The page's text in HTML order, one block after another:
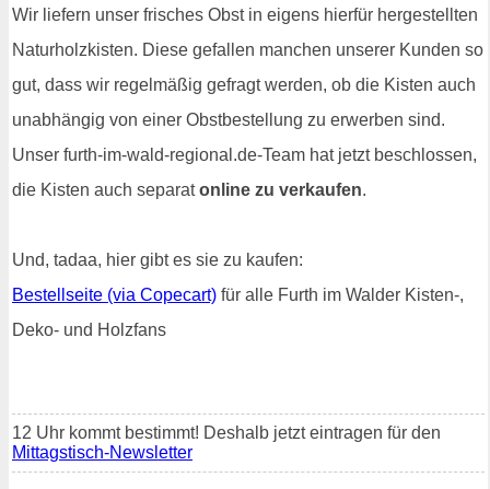
Wir liefern unser frisches Obst in eigens hierfür hergestellten
Naturholzkisten. Diese gefallen manchen unserer Kunden so
gut, dass wir regelmäßig gefragt werden, ob die Kisten auch
unabhängig von einer Obstbestellung zu erwerben sind.
Unser furth-im-wald-regional.de-Team hat jetzt beschlossen,
die Kisten auch separatonline zu verkaufen.
Und, tadaa, hier gibt es sie zu kaufen:
Bestellseite (via Copecart) für alle Furth im Walder Kisten-,
Deko- und Holzfans
12 Uhr kommt bestimmt! Deshalb jetzt eintragen für den
Mittagstisch-Newsletter